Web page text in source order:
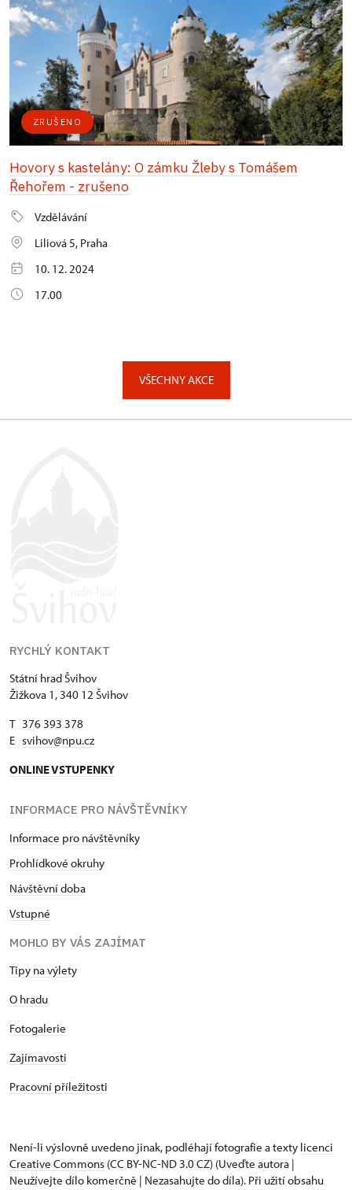
ZRUŠENO
Hovory s kastelány: O zámku Žleby s Tomášem
Řehořem - zrušeno
Vzdělávání
Liliová 5, Praha
10. 12. 2024
17.00
VŠECHNY AKCE
RYCHLÝ KONTAKT
Státní hrad Švihov
Žižkova 1, 340 12 Švihov
T 376 393 378
E svihov@npu.cz
ONLINE VSTUPENKY
INFORMACE PRO NÁVŠTĚVNÍKY
Informace pro návštěvníky
Prohlídkové okruhy
Návštěvní doba
Vstupné
MOHLO BY VÁS ZAJÍMAT
Tipy na výlety
O hradu
Fotogalerie
Zajímavosti
Pracovní příležitosti
Není-li výslovně uvedeno jinak, podléhají fotografie a texty licenci
Creative Commons (CC BY-NC-ND 3.0 CZ) (Uveďte autora |
Neužívejte dílo komerčně | Nezasahujte do díla). Při užití obsahu